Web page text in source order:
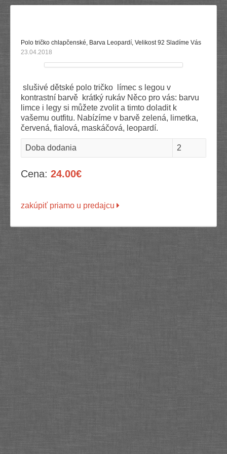
Polo tričko chlapčenské, Barva Leopardí, Velikost 92 Sladíme Vás
23.04.2018
slušivé dětské polo tričko límec s legou v
kontrastní barvě krátký rukáv Něco pro vás: barvu
limce i legy si můžete zvolit a timto doladit k
vašemu outfitu. Nabízíme v barvě zelená, limetka,
červená, fialová, maskáčová, leopardí.
Doba dodania 2
Cena: 24.00€
zakúpiť priamo u predajcu